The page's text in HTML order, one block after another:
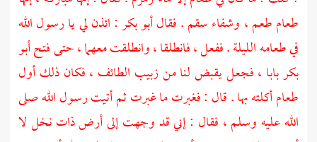
طعام طعم ، وشفاء سقم . فقالأبو بكر: ائذن لي يا رسول الله
في طعامه الليلة . ففعل ، فانطلقا ، وانطلقت معهما ، حتى فتحأبو
بكربابا ، فجعل يقبض لنا من زبيب الطائف ،فكان ذلك أول
طعام أكلته بها . قال : فغبرت ما غبرت ثم أتيت رسول الله صلى
الله عليه وسلم ، فقال : إني قد وجهت إلى أرض ذات نخل لا